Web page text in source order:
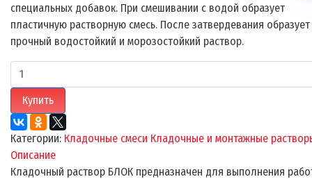
специальных добавок. При смешивании с водой образует
пластичную растворную смесь. После затвердевания образует
прочный водостойкий и морозостойкий раствор.
Купить
Категории: Кладочные смеси Кладочные и монтажные
Описание
Кладочный раствор БЛОК предназначен для выполнения